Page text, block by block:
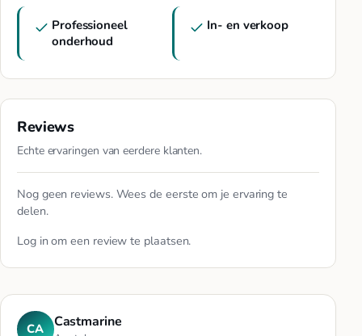
Professioneel
onderhoud
In- en verkoop
Reviews
Echte ervaringen van eerdere klanten.
Nog geen reviews. Wees de eerste om je ervaring te
delen.
Log in om een review te plaatsen.
CA Castmarine